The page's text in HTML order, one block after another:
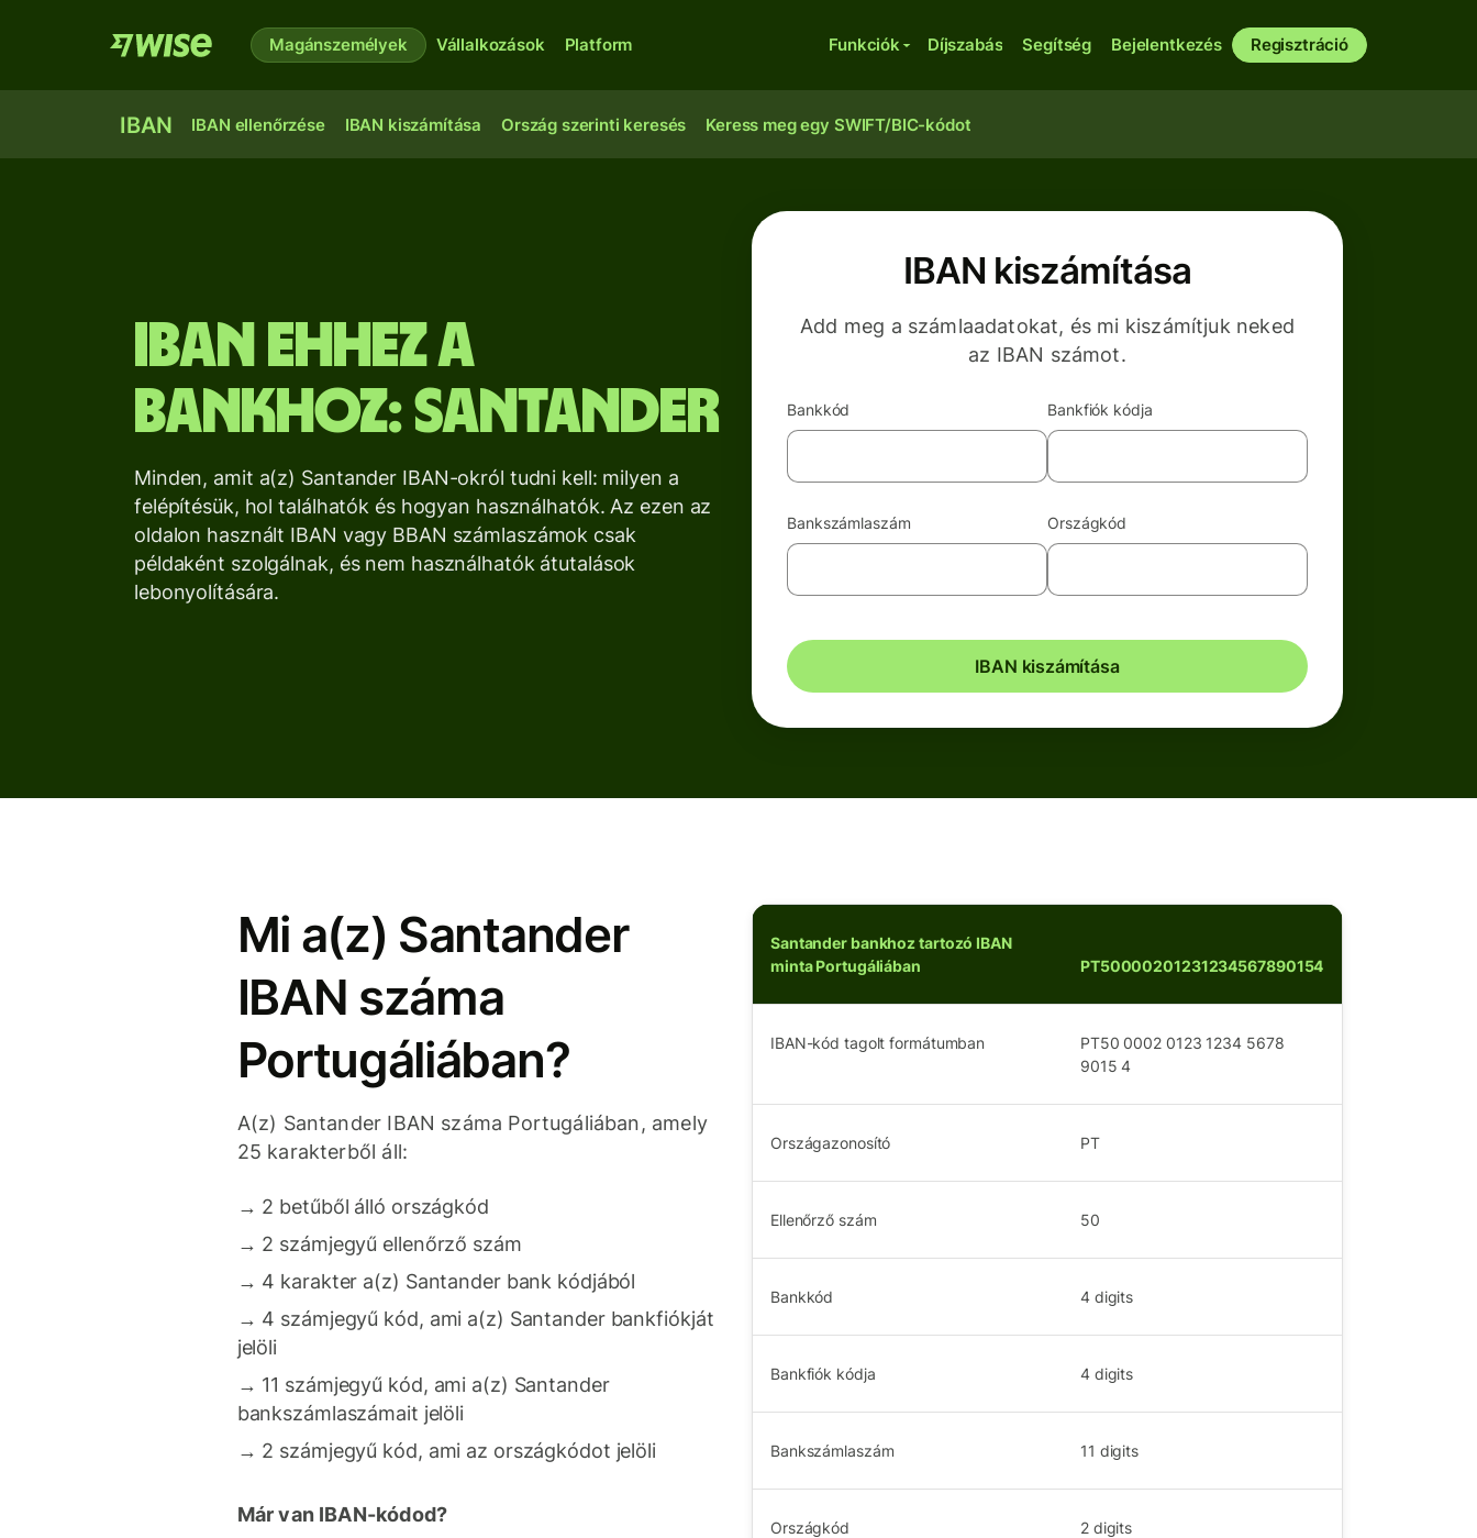
Magánszemélyek Vállalkozások Platform Funkciók Díjszabás Segítség Bejelentkezés Regisztráció
IBAN IBAN ellenőrzése IBAN kiszámítása Ország szerinti keresés Keress meg egy SWIFT/BIC-kódot
IBAN ehhez a
bankhoz:Santander
Minden, amit a(z) Santander IBAN-okról tudni kell: milyen a
felépítésük, hol találhatók és hogyan használhatók. Az ezen az
oldalon használt IBAN vagy BBAN számlaszámok csak
példaként szolgálnak, és nem használhatók átutalások
lebonyolítására.
IBAN kiszámítása
Add meg a számlaadatokat, és mi kiszámítjuk neked
az IBAN számot.
Bankkód Bankfiók kódja
Bankszámlaszám Országkód
IBAN kiszámítása
Mi a(z) Santander
IBAN száma
Portugáliában?
A(z) Santander IBAN száma Portugáliában, amely
25 karakterből áll:
→ 2 betűből álló országkód
→ 2 számjegyű ellenőrző szám
→ 4 karakter a(z) Santander bank kódjából
→ 4 számjegyű kód, ami a(z) Santander bankfiókját
jelöli
→ 11 számjegyű kód, ami a(z) Santander
bankszámlaszámait jelöli
→ 2 számjegyű kód, ami az országkódot jelöli
Már van IBAN-kódod?
Santander bankhoz tartozó IBAN
minta Portugáliában
PT50000201231234567890154
IBAN-kód tagolt formátumban
PT50 0002 0123 1234 5678
9015 4
Országazonosító PT
Ellenőrző szám 50
Bankkód 4 digits
Bankfiók kódja 4 digits
Bankszámlaszám 11 digits
Országkód 2 digits